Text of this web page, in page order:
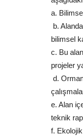
a.
b.
bilimsel
c. Bu
projeler
d.
e. Alan
teknik
f.